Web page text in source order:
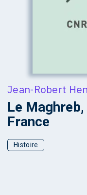
Jean-Robert
Le
France
Histoire